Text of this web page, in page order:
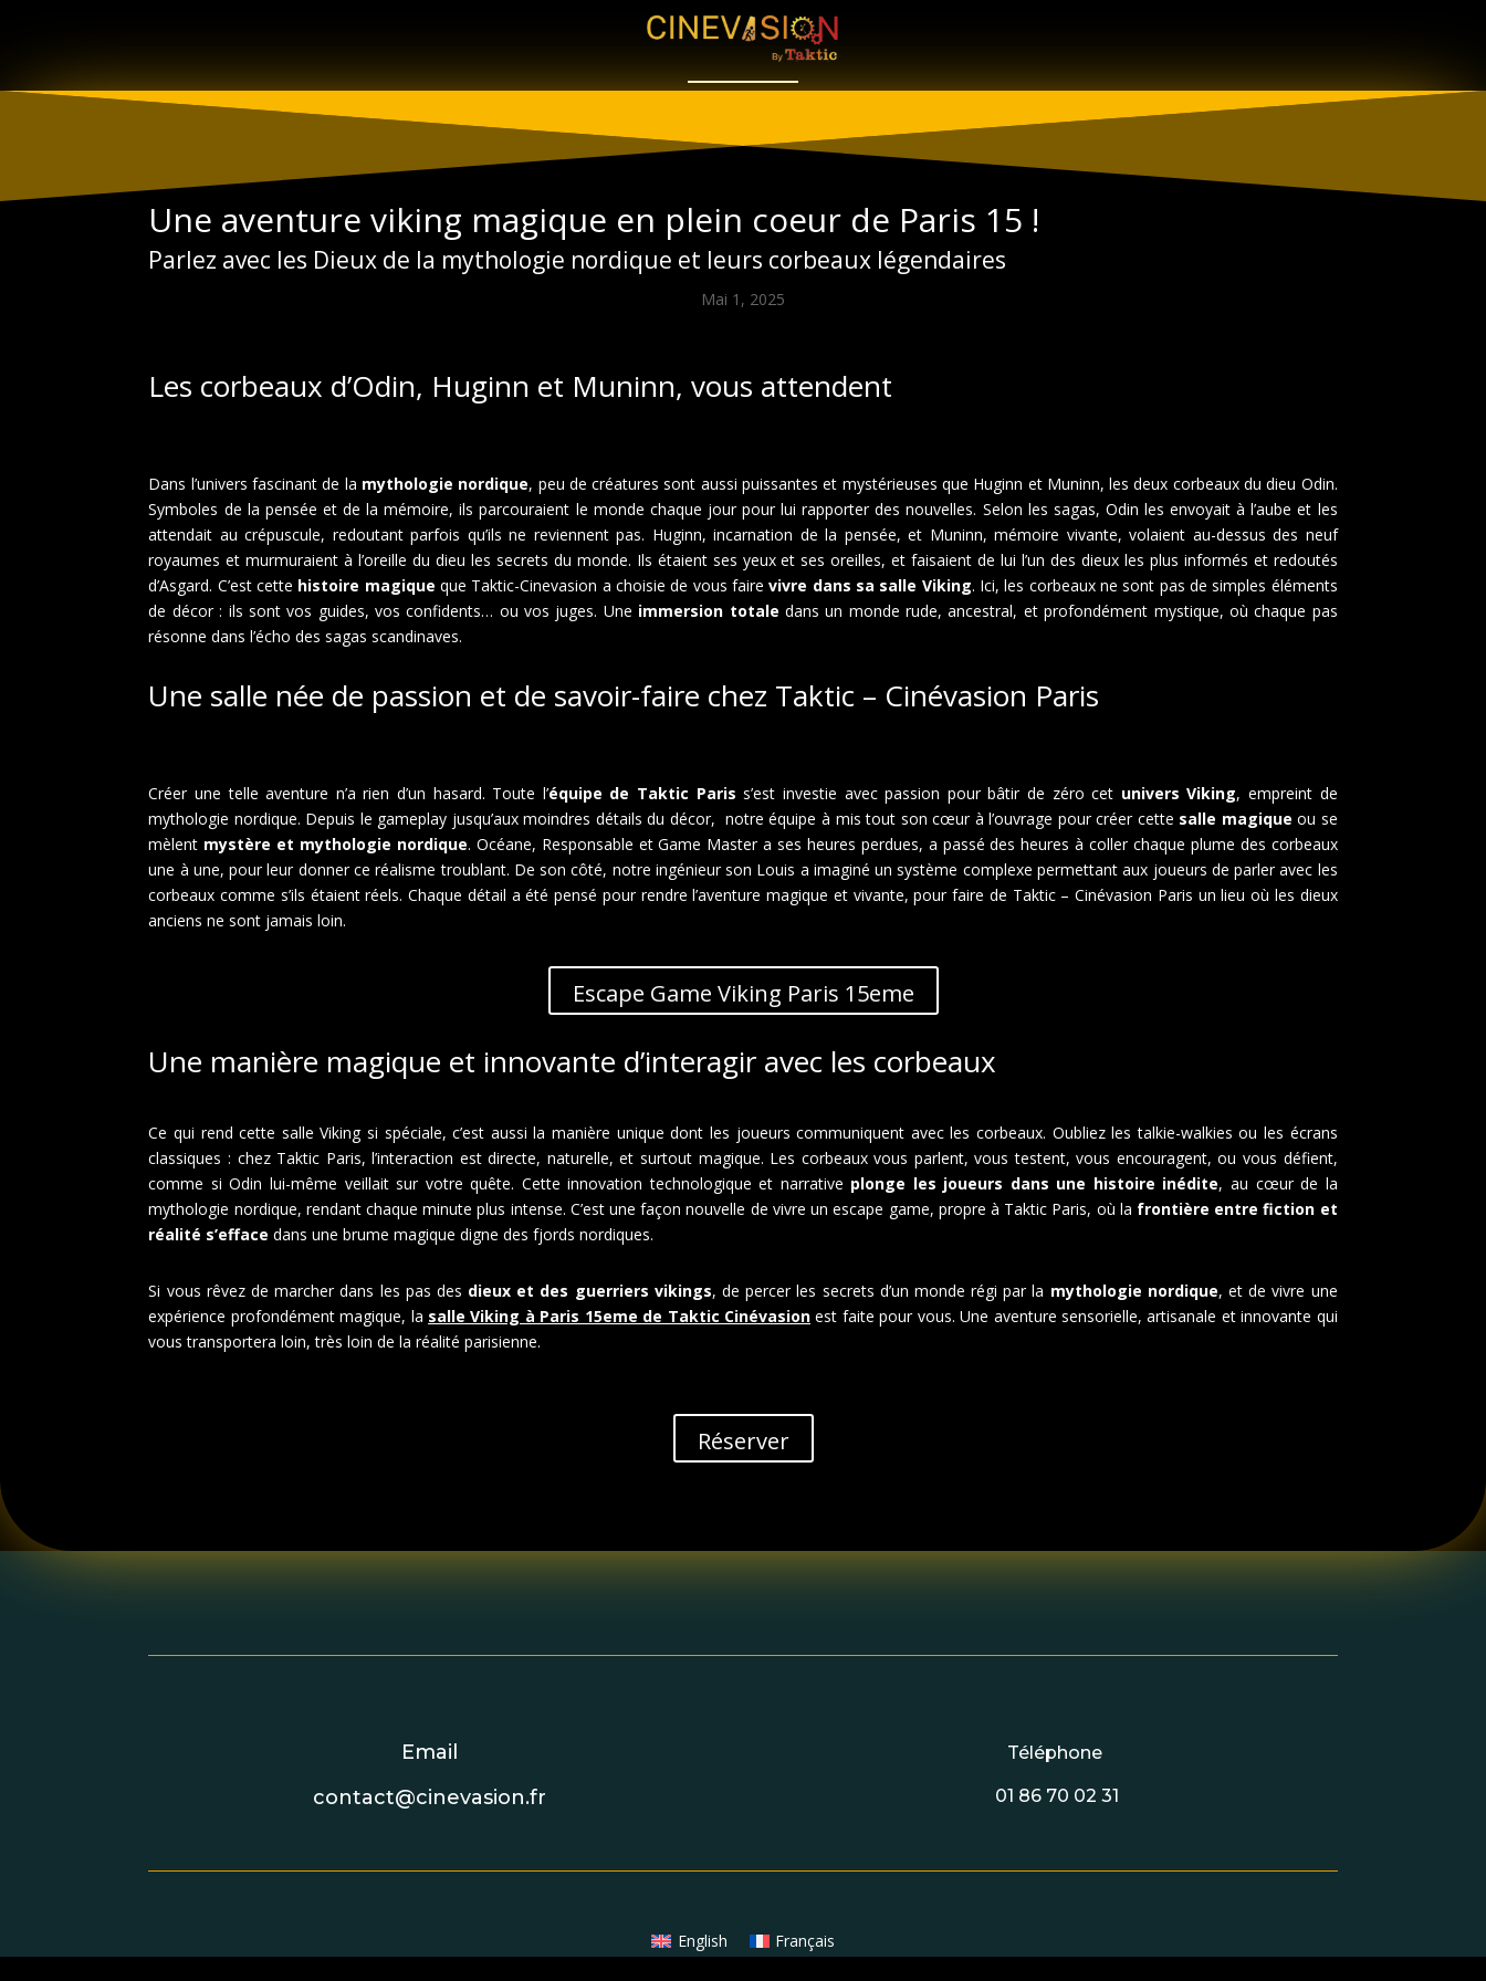
Une aventure viking magique en plein coeur de Paris 15 !
Parlez avec les Dieux de la mythologie nordique et leurs corbeaux légendaires
Mai 1, 2025
Les corbeaux d’Odin, Huginn et Muninn, vous attendent
Dans l’univers fascinant de la mythologie nordique, peu de créatures sont aussi puissantes et mystérieuses que Huginn et Muninn, les deux corbeaux du dieu Odin.
Symboles de la pensée et de la mémoire, ils parcouraient le monde chaque jour pour lui rapporter des nouvelles. Selon les sagas, Odin les envoyait à l’aube et les
attendait au crépuscule, redoutant parfois qu’ils ne reviennent pas. Huginn, incarnation de la pensée, et Muninn, mémoire vivante, volaient au-dessus des neuf
royaumes et murmuraient à l’oreille du dieu les secrets du monde. Ils étaient ses yeux et ses oreilles, et faisaient de lui l’un des dieux les plus informés et redoutés
d’Asgard. C’est cette histoire magique que Taktic-Cinevasion a choisie de vous fairevivre dans sa salle Viking. Ici, les corbeaux ne sont pas de simples éléments
de décor : ils sont vos guides, vos confidents… ou vos juges. Une immersion totale dans un monde rude, ancestral, et profondément mystique, où chaque pas
résonne dans l’écho des sagas scandinaves.
Une salle née de passion et de savoir-faire chez Taktic – Cinévasion Paris
Créer une telle aventure n’a rien d’un hasard. Toute l’équipe de Taktic Paris s’est investie avec passion pour bâtir de zéro cet univers Viking, empreint de
mythologie nordique. Depuis le gameplay jusqu’aux moindres détails du décor, notre équipe à mis tout son cœur à l’ouvrage pour créer cette salle magique ou se
mèlent mystère et mythologie nordique. Océane, Responsable et Game Master a ses heures perdues, a passé des heures à coller chaque plume des corbeaux
une à une, pour leur donner ce réalisme troublant. De son côté, notre ingénieur son Louis a imaginé un système complexe permettant aux joueurs de parler avec les
corbeaux comme s’ils étaient réels. Chaque détail a été pensé pour rendre l’aventure magique et vivante, pour faire de Taktic – Cinévasion Paris un lieu où les dieux
anciens ne sont jamais loin.
Escape Game Viking Paris 15eme
Une manière magique et innovante d’interagir avec les corbeaux
Ce qui rend cette salle Viking si spéciale, c’est aussi la manière unique dont les joueurs communiquent avec les corbeaux. Oubliez les talkie-walkies ou les écrans
classiques : chez Taktic Paris, l’interaction est directe, naturelle, et surtout magique. Les corbeaux vous parlent, vous testent, vous encouragent, ou vous défient,
comme si Odin lui-même veillait sur votre quête. Cette innovation technologique et narrative plonge les joueurs dans une histoire inédite, au cœur de la
mythologie nordique, rendant chaque minute plus intense. C’est une façon nouvelle de vivre un escape game, propre à Taktic Paris, où la frontière entre fiction et
réalité s’efface dans une brume magique digne des fjords nordiques.
Si vous rêvez de marcher dans les pas des dieux et des guerriers vikings, de percer les secrets d’un monde régi par la mythologie nordique, et de vivre une
expérience profondément magique, la salle Viking à Paris 15eme de Taktic Cinévasion est faite pour vous. Une aventure sensorielle, artisanale et innovante qui
vous transportera loin, très loin de la réalité parisienne.
Réserver
Email
contact@cinevasion.fr
Téléphone
01 86 70 02 31
English Français